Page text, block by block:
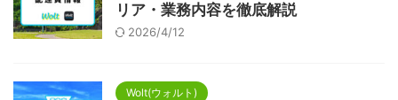
リア・業務内容を徹底解説
2026/4/12
Wolt(ウォルト)